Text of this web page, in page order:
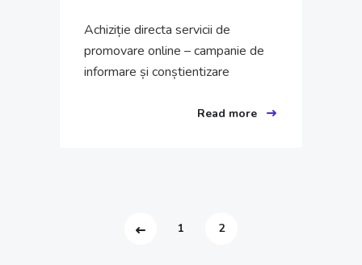
Achiziție directa servicii de
promovare online – campanie de
informare și conștientizare
Read more
1 2